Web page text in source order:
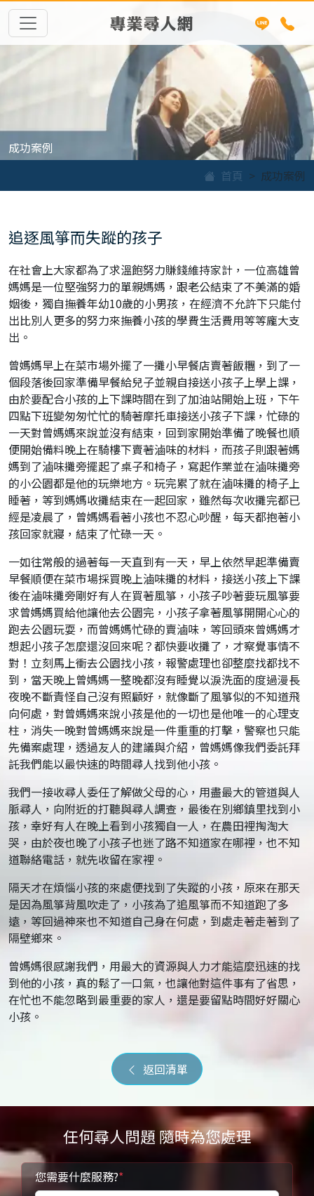
專業尋人網
成功案例
首頁
成功案例
追逐風箏而失蹤的孩子
在社會上大家都為了求溫飽努力賺錢維持家計，一位高雄曾
媽媽是一位堅強努力的單親媽媽，跟老公結束了不美滿的婚
姻後，獨自撫養年幼10歲的小男孩，在經濟不允許下只能付
出比別人更多的努力來撫養小孩的學費生活費用等等龐大支
出。
曾媽媽早上在菜市場外擺了一攤小早餐店賣著飯糰，到了一
個段落後回家準備早餐給兒子並親自接送小孩子上學上課，
由於要配合小孩的上下課時間在到了加油站開始上班，下午
四點下班變匆匆忙忙的騎著摩托車接送小孩子下課，忙碌的
一天對曾媽媽來說並沒有結束，回到家開始準備了晚餐也順
便開始備料晚上在騎樓下賣著滷味的材料，而孩子則跟著媽
媽到了滷味攤旁擺起了桌子和椅子，寫起作業並在滷味攤旁
的小公園都是他的玩樂地方。玩完累了就在滷味攤的椅子上
睡著，等到媽媽收攤結束在一起回家，雖然每次收攤完都已
經是凌晨了，曾媽媽看著小孩也不忍心吵醒，每天都抱著小
孩回家就寢，結束了忙碌一天。
一如往常般的過著每一天直到有一天，早上依然早起準備賣
早餐順便在菜市場採買晚上滷味攤的材料，接送小孩上下課
後在滷味攤旁剛好有人在買著風箏，小孩子吵著要玩風箏要
求曾媽媽買給他讓他去公園完，小孩子拿著風箏開開心心的
跑去公園玩耍，而曾媽媽忙碌的賣滷味，等回頭來曾媽媽才
想起小孩子怎麼還沒回來呢？都快要收攤了，才察覺事情不
對！立刻馬上衝去公園找小孩，報警處理也卻整麼找都找不
到，當天晚上曾媽媽一整晚都沒有睡覺以淚洗面的度過漫長
夜晚不斷責怪自己沒有照顧好，就像斷了風箏似的不知道飛
向何處，對曾媽媽來說小孩是他的一切也是他唯一的心理支
柱，消失一晚對曾媽媽來說是一件重重的打擊，警察也只能
先備案處理，透過友人的建議與介紹，曾媽媽像我們委託拜
託我們能以最快速的時間尋人找到他小孩。
我們一接收尋人委任了解做父母的心，用盡最大的管道與人
脈尋人，向附近的打聽與尋人調查，最後在別鄉鎮里找到小
孩，幸好有人在晚上看到小孩獨自一人，在農田裡掏淘大
哭，由於夜也晚了小孩子也迷了路不知道家在哪裡，也不知
道聯絡電話，就先收留在家裡。
隔天才在煩惱小孩的來處便找到了失蹤的小孩，原來在那天
是因為風箏背風吹走了，小孩為了追風箏而不知道跑了多
遠，等回過神來也不知道自己身在何處，到處走著走著到了
隔壁鄉來。
曾媽媽很感謝我們，用最大的資源與人力才能這麼迅速的找
到他的小孩，真的鬆了一口氣，也讓他對這件事有了省思，
在忙也不能忽略到最重要的家人，還是要留點時間好好關心
小孩。
返回清單
任何尋人問題 隨時為您處理
您需要什麼服務?*